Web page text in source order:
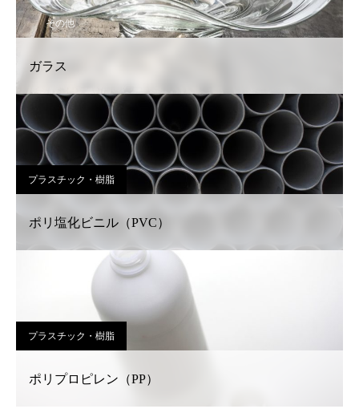
その他
ガラス
プラスチック・樹脂
ポリ塩化ビニル（PVC）
プラスチック・樹脂
ポリプロピレン（PP）